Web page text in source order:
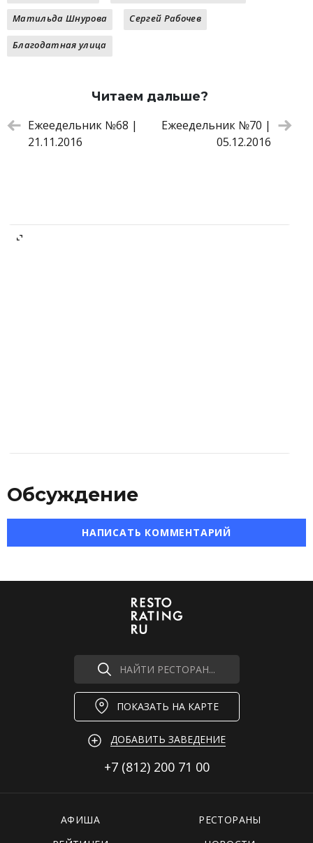
Матильда Шнурова Сергей Рабочев
Благодатная улица
Читаем дальше?
Ежеедельник №68 |
21.11.2016
Ежеедельник №70 |
05.12.2016
Обсуждение
НАПИСАТЬ КОММЕНТАРИЙ
НАЙТИ РЕСТОРАН...
ПОКАЗАТЬ НА КАРТЕ
ДОБАВИТЬ ЗАВЕДЕНИЕ
+7 (812) 200 71 00
АФИША
РЕСТОРАНЫ